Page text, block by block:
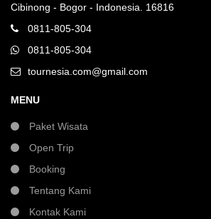
Cibinong - Bogor - Indonesia. 16816
0811-805-304
0811-805-304
tournesia.com@gmail.com
MENU
Paket Wisata
Open Trip
Booking
Tentang Kami
Kontak Kami